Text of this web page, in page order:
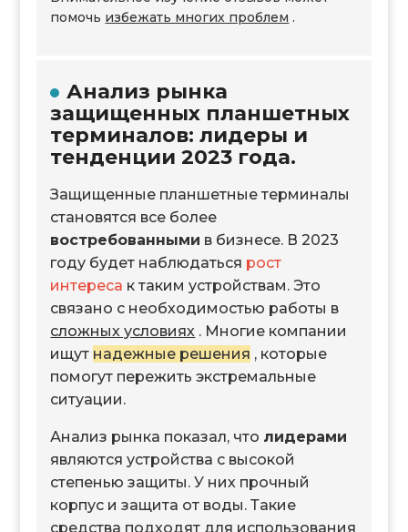
помочь избежать многих проблем .
Анализ рынка
защищенных планшетных
терминалов: лидеры и
тенденции 2023 года.
Защищенные планшетные терминалы
становятся все более
востребованными в бизнесе. В 2023
году будет наблюдаться рост
интереса к таким устройствам. Это
связано с необходимостью работы в
сложных условиях . Многие компании
ищут надежные решения , которые
помогут пережить экстремальные
ситуации.
Анализ рынка показал, что лидерами
являются устройства с высокой
степенью защиты. У них прочный
корпус и защита от воды. Такие
средства подходят для использования